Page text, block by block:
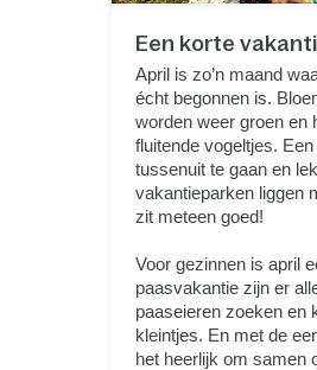
Een korte
April is zo’n maand
écht begonnen is.
worden weer groen en
fluitende vogeltjes.
tussenuit te gaan en
vakantieparken liggen
zit meteen goed!
Voor gezinnen is april
paasvakantie zijn er
paaseieren zoeken en
kleintjes. En met de
het heerlijk om samen